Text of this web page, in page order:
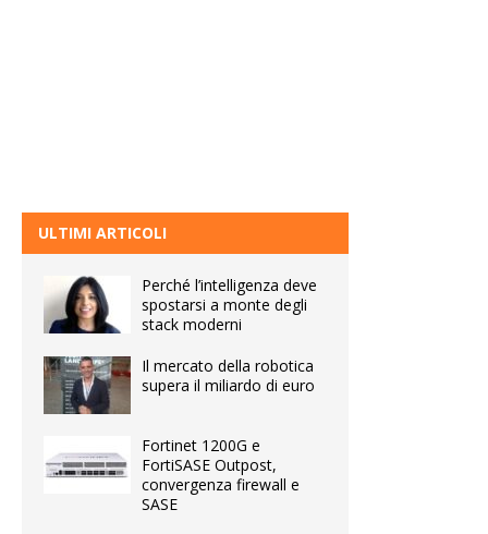
ULTIMI ARTICOLI
Perché l’intelligenza deve
spostarsi a monte degli
stack moderni
Il mercato della robotica
supera il miliardo di euro
Fortinet 1200G e
FortiSASE Outpost,
convergenza firewall e
SASE